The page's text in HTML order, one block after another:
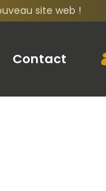
site web !
Contact